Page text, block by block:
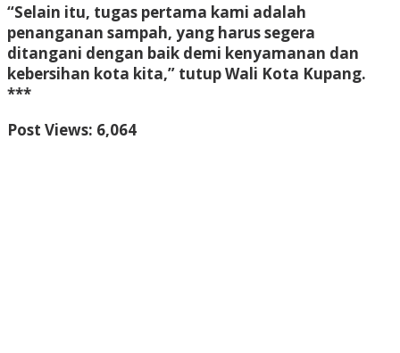
“Selain itu, tugas pertama kami adalah
penanganan sampah, yang harus segera
ditangani dengan baik demi kenyamanan dan
kebersihan kota kita,” tutup Wali Kota Kupang.
***
Post Views: 6,064